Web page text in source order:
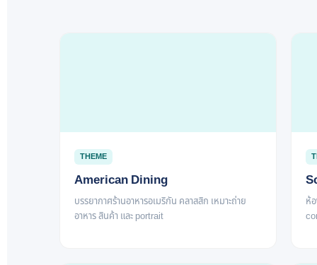
THEME
American Dining
บรรยากาศร้านอาหารอเมริกัน คลาสสิก เหมาะถ่าย
อาหาร สินค้า และ portrait
ห้